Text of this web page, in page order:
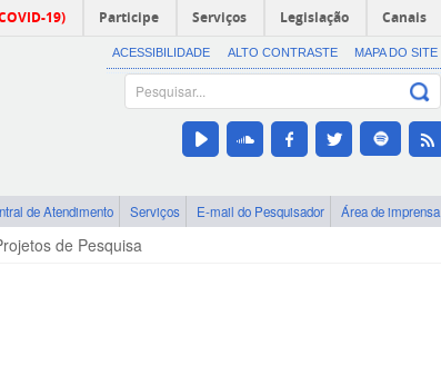
19) Participe Serviços Legislação Canais
ACESSIBILIDADE ALTO CONTRASTE MAPA DO SITE
de Atendimento Serviços E-mail do Pesquisador Área de imprensa
de Pesquisa